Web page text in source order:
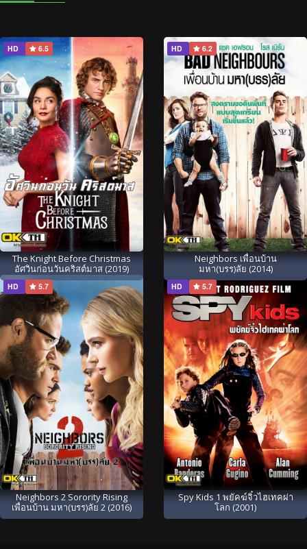
HD 6.5
The Knight Before Christmas
อัศวินก่อนวันคริสต์มาส (2019)
HD 6.2
Neighbors เพื่อนบ้าน
มหา(บรร)ลัย (2014)
HD 5.7
Neighbors 2 Sorority Rising
เพื่อนบ้าน มหา(บรร)ลัย 2 (2016)
HD 5.7
Spy Kids 1 พยัคฆ์จิ๋วไฮเทคผ่า
โลก (2001)